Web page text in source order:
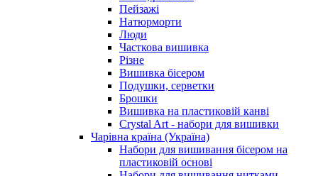
Пейзажі
Натюрморти
Люди
Часткова вишивка
Різне
Вишивка бісером
Подушки, серветки
Брошки
Вишивка на пластиковій канві
Crystal Art - набори для вишивки
Чарівна країна (Україна)
Набори для вишивання бісером на
пластиковій основі